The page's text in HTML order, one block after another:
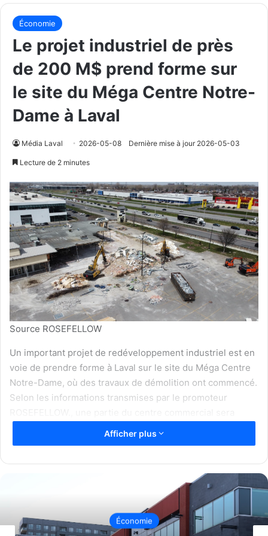
Économie
Le projet industriel de près
de 200 M$ prend forme sur
le site du Méga Centre Notre-
Dame à Laval
Média Laval 2026-05-08 Dernière mise à jour 2026-05-03
Lecture de 2 minutes
Source ROSEFELLOW
Un important projet de redéveloppement industriel est en
voie de prendre forme à Laval sur le site du Méga Centre
Notre-Dame, où des travaux de démolition ont commencé.
Selon les informations transmises par le promoteur
remplacée par deux bâtiments industriels totalisant 550
000 pieds carrés, dans le cadre d’un projet évalué à près
Le chantier est situé sur un terrain de 1,2 million de pieds
carrés, entre le boulevard Saint-Martin et la rue Notre-
Dame, à proximité de l’autoroute 13. La construction du
premier bâtiment doit débuter en juin 2026, avec une
Afficher plus
Économie